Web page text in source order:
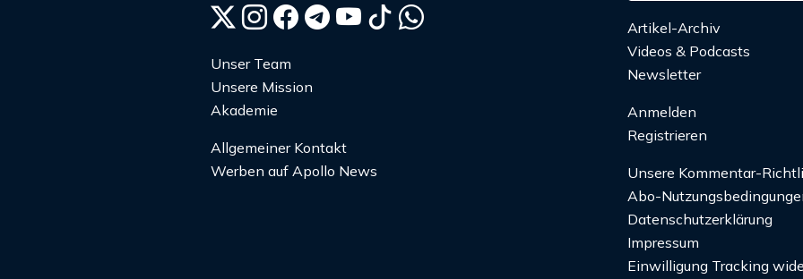
Unser Team
Unsere Mission
Akademie
Allgemeiner Kontakt
Werben auf Apollo News
Artikel-Archiv
Videos & Podcasts
Newsletter
Anmelden
Registrieren
Unsere Kommentar-
Abo-
Datenschutzerklärung
Impressum
Einwilligung Tracking